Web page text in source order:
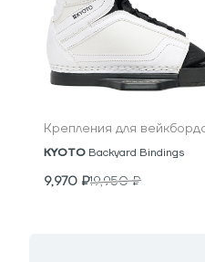
Крепления для
KYOTO Backyard Bindings
9,970 ₽19,950₽